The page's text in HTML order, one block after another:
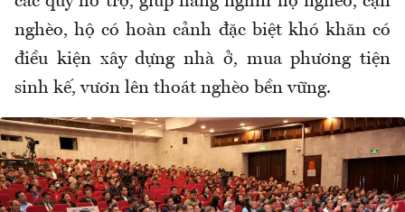
nghèo, hộ có hoàn cảnh đặc biệt khó khăn có
điều kiện xây dựng nhà ở, mua phương tiện
sinh kế, vươn lên thoát nghèo bền vững.